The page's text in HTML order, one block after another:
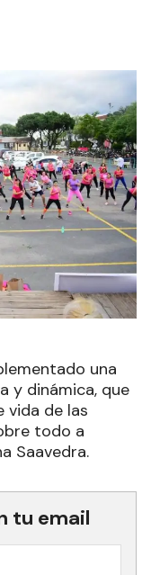
una
y dinámica, que
vida de las
todo a
Saavedra.
tu email